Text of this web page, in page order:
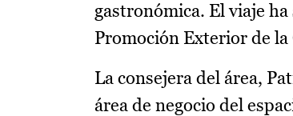
gastronómica. El viaje
Promoción Exterior de la
La consejera del área,
área de negocio del